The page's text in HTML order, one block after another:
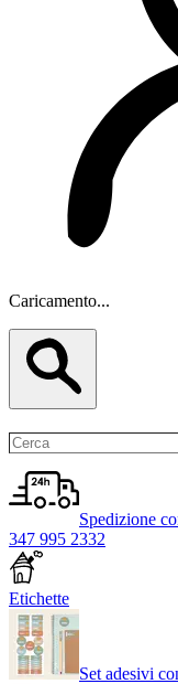
Caricamento...
Spedizione
347 995 2332
Etichette
Set adesivi